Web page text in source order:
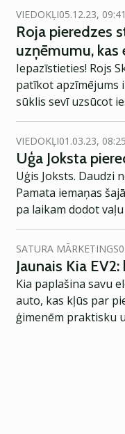
VIEDOKĻI05.12.23, 09:41
Roja pieredzes
uzņēmumu,
Iepazīstieties! Rojs
patīkot apzīmējums
sūklis sevī uzsūcot
VIEDOKĻI01.03.23, 08:25
Uģa Joksta
Uģis Joksts. Daudzi
Pamata iemaņas
pa laikam dodot
SATURA MĀRKETINGS
Jaunais Kia
Kia paplašina savu
auto, kas kļūs par
ģimenēm praktisku